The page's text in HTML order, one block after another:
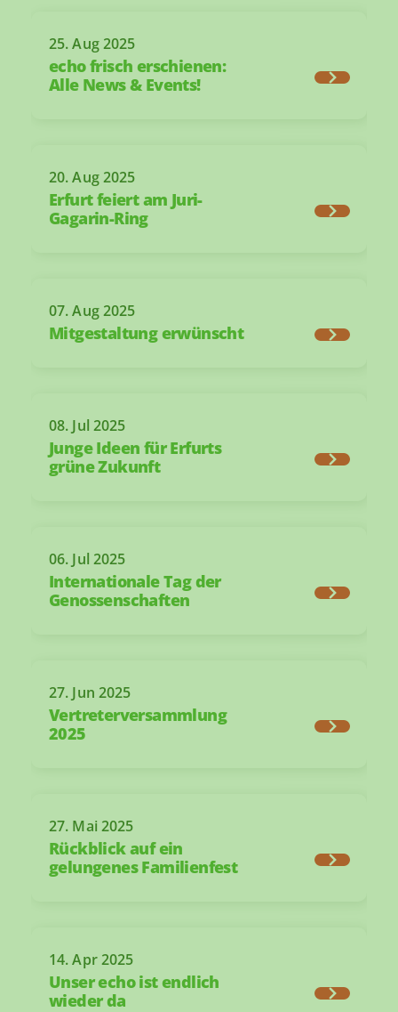
25. Aug 2025
echo frisch erschienen:
Alle News & Events!
20. Aug 2025
Erfurt feiert am Juri-
Gagarin-Ring
07. Aug 2025
Mitgestaltung erwünscht
08. Jul 2025
Junge Ideen für Erfurts
grüne Zukunft
06. Jul 2025
Internationale Tag der
Genossenschaften
27. Jun 2025
Vertreterversammlung
2025
27. Mai 2025
Rückblick auf ein
gelungenes Familienfest
14. Apr 2025
Unser echo ist endlich
wieder da